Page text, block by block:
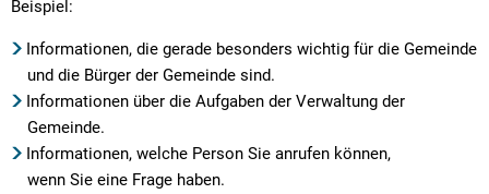
Beispiel:
Informationen, die gerade besonders wichtig für die Gemeinde
und die Bürger der Gemeinde sind.
Informationen über die Aufgaben der Verwaltung der
Gemeinde.
Informationen, welche Person Sie anrufen können,
wenn Sie eine Frage haben.